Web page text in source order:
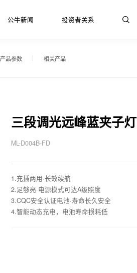
公牛新闻 投资者关系
产品参数 相关产品
三段调光远峰蓝夹子灯
ML-D004B-FD
1.充插两用·长效续航
2.足够亮·电源模式可达A级照度
3.CQC安全认证电池·寿命长久安全
4.智能动态充电，电池寿命损耗低